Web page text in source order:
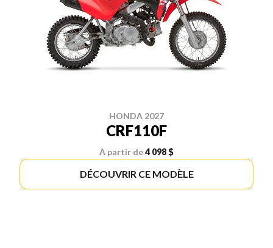
HONDA 2027
CRF110F
À partir de4 098 $
DÉCOUVRIR CE MODÈLE